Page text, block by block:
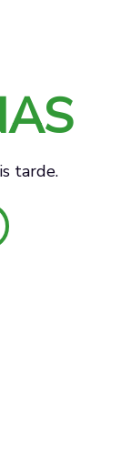
tarde.